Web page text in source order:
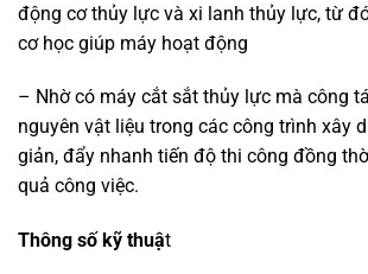
động cơ thủy lực và xi lanh thủy lực, từ
cơ học giúp máy hoạt động
– Nhờ có máy cắt sắt thủy lực mà công
nguyên vật liệu trong các công trình xây
giản, đẩy nhanh tiến độ thi công đồng
quả công việc.
Thông số kỹ thuật